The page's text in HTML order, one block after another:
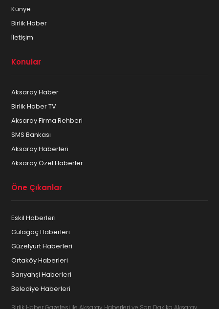
Künye
Birlik Haber
İletişim
Konular
Aksaray Haber
Birlik Haber TV
Aksaray Firma Rehberi
SMS Bankası
Aksaray Haberleri
Aksaray Özel Haberler
Öne Çıkanlar
Eskil Haberleri
Gülağaç Haberleri
Güzelyurt Haberleri
Ortaköy Haberleri
Sarıyahşi Haberleri
Belediye Haberleri
Birlik Haber Gazetesi ile Aksaray Haberleri ve Son Dakika Aksaray